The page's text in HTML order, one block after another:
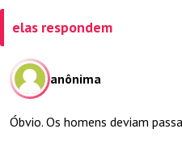
elas respondem
anônima
Óbvio. Os homens deviam